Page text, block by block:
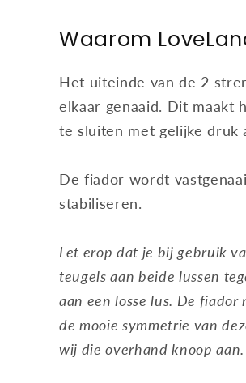
Waarom
Het uiteinde van de 2
elkaar genaaid. Dit maakt
te sluiten met gelijke druk
De fiador wordt
stabiliseren.
Let erop dat je bij gebruik
teugels aan beide lussen
aan een losse lus. De
de mooie symmetrie van
wij die overhand knoop aan.